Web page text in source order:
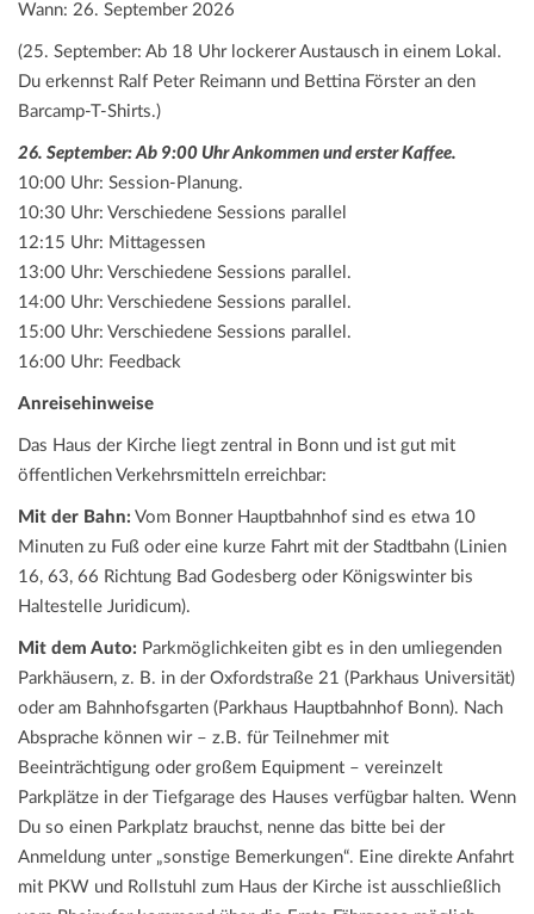
Wann: 26. September 2026
(25. September: Ab 18 Uhr lockerer Austausch in einem Lokal.
Du erkennst Ralf Peter Reimann und Bettina Förster an den
Barcamp-T-Shirts.)
26. September: Ab 9:00 Uhr Ankommen und erster Kaffee.
10:00 Uhr: Session-Planung.
10:30 Uhr: Verschiedene Sessions parallel
12:15 Uhr: Mittagessen
13:00 Uhr: Verschiedene Sessions parallel.
14:00 Uhr: Verschiedene Sessions parallel.
15:00 Uhr: Verschiedene Sessions parallel.
16:00 Uhr: Feedback
Anreisehinweise
Das Haus der Kirche liegt zentral in Bonn und ist gut mit
öffentlichen Verkehrsmitteln erreichbar:
Mit der Bahn: Vom Bonner Hauptbahnhof sind es etwa 10
Minuten zu Fuß oder eine kurze Fahrt mit der Stadtbahn (Linien
16, 63, 66 Richtung Bad Godesberg oder Königswinter bis
Haltestelle Juridicum).
Mit dem Auto: Parkmöglichkeiten gibt es in den umliegenden
Parkhäusern, z. B. in der Oxfordstraße 21 (Parkhaus Universität)
oder am Bahnhofsgarten (Parkhaus Hauptbahnhof Bonn). Nach
Absprache können wir – z.B. für Teilnehmer mit
Beeinträchtigung oder großem Equipment – vereinzelt
Parkplätze in der Tiefgarage des Hauses verfügbar halten. Wenn
Du so einen Parkplatz brauchst, nenne das bitte bei der
Anmeldung unter „sonstige Bemerkungen“. Eine direkte Anfahrt
mit PKW und Rollstuhl zum Haus der Kirche ist ausschließlich